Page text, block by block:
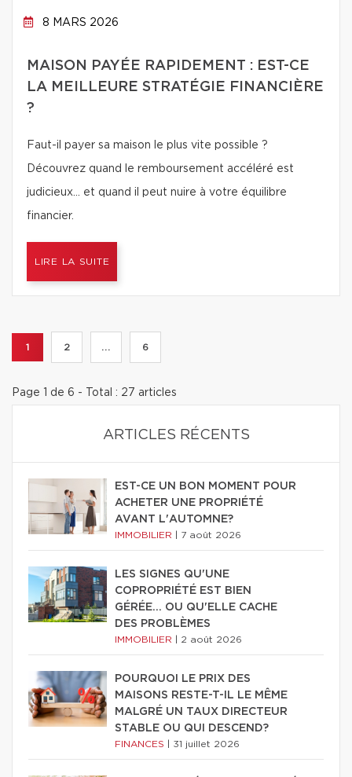
8 MARS 2026
MAISON PAYÉE RAPIDEMENT : EST-CE
LA MEILLEURE STRATÉGIE FINANCIÈRE
?
Faut-il payer sa maison le plus vite possible ?
Découvrez quand le remboursement accéléré est
judicieux… et quand il peut nuire à votre équilibre
financier.
LIRE LA SUITE
1 2 ... 6
Page 1 de 6 - Total : 27 articles
ARTICLES RÉCENTS
EST-CE UN BON MOMENT POUR
ACHETER UNE PROPRIÉTÉ
AVANT L'AUTOMNE?
IMMOBILIER 7 août 2026
LES SIGNES QU'UNE
COPROPRIÉTÉ EST BIEN
GÉRÉE… OU QU'ELLE CACHE
DES PROBLÈMES
IMMOBILIER 2 août 2026
POURQUOI LE PRIX DES
MAISONS RESTE-T-IL LE MÊME
MALGRÉ UN TAUX DIRECTEUR
STABLE OU QUI DESCEND?
FINANCES 31 juillet 2026